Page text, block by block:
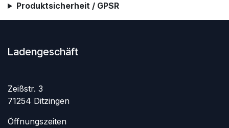
Produktsicherheit / GPSR
Ladengeschäft
Zeißstr. 3
71254 Ditzingen
Öffnungszeiten